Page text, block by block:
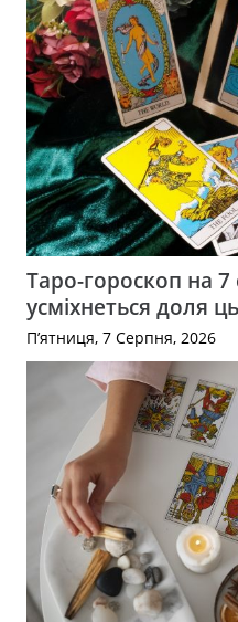
Таро-гороскоп на
усміхнеться доля
П’ятниця, 7 Серпня, 2026